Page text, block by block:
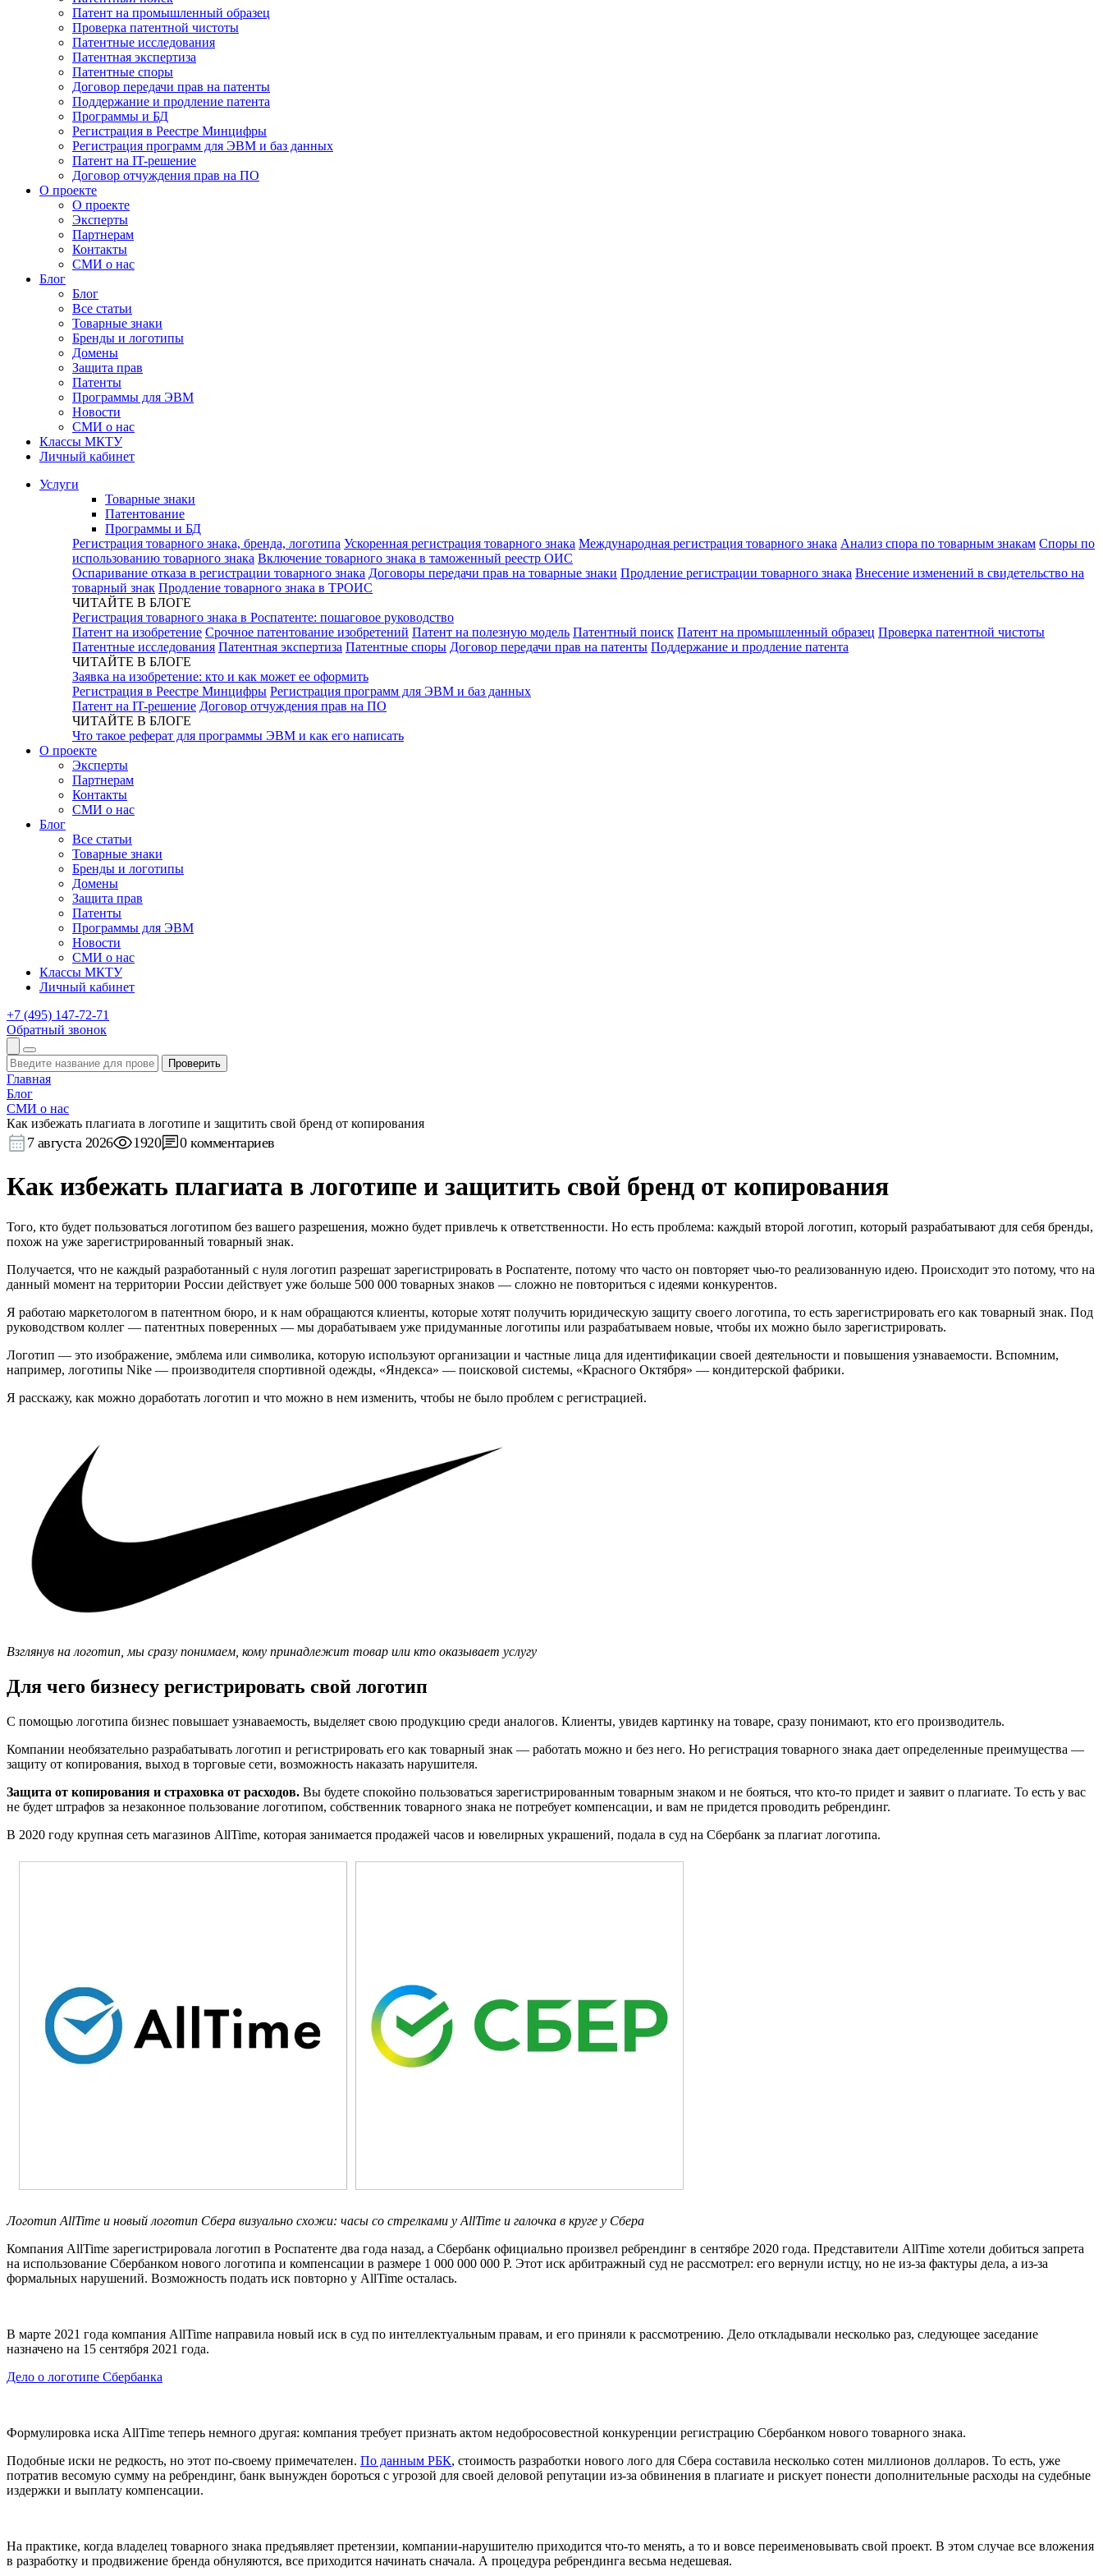
Патент на промышленный образец
Проверка патентной чистоты
Патентные исследования
Патентная экспертиза
Патентные споры
Договор передачи прав на патенты
Поддержание и продление патента
Программы и БД
Регистрация в Реестре Минцифры
Регистрация программ для ЭВМ и баз данных
Патент на IT-решение
Договор отчуждения прав на ПО
О проекте
О проекте
Эксперты
Партнерам
Контакты
СМИ о нас
Блог
Блог
Все статьи
Товарные знаки
Бренды и логотипы
Домены
Защита прав
Патенты
Программы для ЭВМ
Новости
СМИ о нас
Классы МКТУ
Личный кабинет
Услуги
Товарные знаки
Патентование
Программы и БД
Регистрация товарного знака, бренда, логотипа Ускоренная регистрация товарного знака Международная регистрация товарного знака Анализ спора по товарным знакам Споры по
использованию товарного знака Включение товарного знака в таможенный реестр ОИС
Оспаривание отказа в регистрации товарного знака Договоры передачи прав на товарные знаки Продление регистрации товарного знака Внесение изменений в свидетельство на
товарный знак Продление товарного знака в ТРОИС
ЧИТАЙТЕ В БЛОГЕ
Регистрация товарного знака в Роспатенте: пошаговое руководство
Патент на изобретение Срочное патентование изобретений Патент на полезную модель Патентный поиск Патент на промышленный образец Проверка патентной чистоты
Патентные исследования Патентная экспертиза Патентные споры Договор передачи прав на патенты Поддержание и продление патента
ЧИТАЙТЕ В БЛОГЕ
Заявка на изобретение: кто и как может ее оформить
Регистрация в Реестре Минцифры Регистрация программ для ЭВМ и баз данных
Патент на IT-решение Договор отчуждения прав на ПО
ЧИТАЙТЕ В БЛОГЕ
Что такое реферат для программы ЭВМ и как его написать
О проекте
Эксперты
Партнерам
Контакты
СМИ о нас
Блог
Все статьи
Товарные знаки
Бренды и логотипы
Домены
Защита прав
Патенты
Программы для ЭВМ
Новости
СМИ о нас
Классы МКТУ
Личный кабинет
+7 (495) 147-72-71
Обратный звонок
Проверить
Главная
Блог
СМИ о нас
Как избежать плагиата в логотипе и защитить свой бренд от копирования
7 августа 2026 1920 0 комментариев
Как избежать плагиата в логотипе и защитить свой бренд от копирования
Того, кто будет пользоваться логотипом без вашего разрешения, можно будет привлечь к ответственности. Но есть проблема: каждый второй логотип, который разрабатывают для себя бренды,
похож на уже зарегистрированный товарный знак.
Получается, что не каждый разработанный с нуля логотип разрешат зарегистрировать в Роспатенте, потому что часто он повторяет чью-то реализованную идею. Происходит это потому, что на
данный момент на территории России действует уже больше 500 000 товарных знаков — сложно не повториться с идеями конкурентов.
Я работаю маркетологом в патентном бюро, и к нам обращаются клиенты, которые хотят получить юридическую защиту своего логотипа, то есть зарегистрировать его как товарный знак. Под
руководством коллег — патентных поверенных — мы дорабатываем уже придуманные логотипы или разрабатываем новые, чтобы их можно было зарегистрировать.
Логотип — это изображение, эмблема или символика, которую используют организации и частные лица для идентификации своей деятельности и повышения узнаваемости. Вспомним,
например, логотипы Nike — производителя спортивной одежды, «Яндекса» — поисковой системы, «Красного Октября» — кондитерской фабрики.
Я расскажу, как можно доработать логотип и что можно в нем изменить, чтобы не было проблем с регистрацией.
Взглянув на логотип, мы сразу понимаем, кому принадлежит товар или кто оказывает услугу
Для чего бизнесу регистрировать свой логотип
С помощью логотипа бизнес повышает узнаваемость, выделяет свою продукцию среди аналогов. Клиенты, увидев картинку на товаре, сразу понимают, кто его производитель.
Компании необязательно разрабатывать логотип и регистрировать его как товарный знак — работать можно и без него. Но регистрация товарного знака дает определенные преимущества —
защиту от копирования, выход в торговые сети, возможность наказать нарушителя.
Защита от копирования и страховка от расходов. Вы будете спокойно пользоваться зарегистрированным товарным знаком и не бояться, что кто-то придет и заявит о плагиате. То есть у вас
не будет штрафов за незаконное пользование логотипом, собственник товарного знака не потребует компенсации, и вам не придется проводить ребрендинг.
В 2020 году крупная сеть магазинов AllTime, которая занимается продажей часов и ювелирных украшений, подала в суд на Сбербанк за плагиат логотипа.
Логотип AllTime и новый логотип Сбера визуально схожи: часы со стрелками у AllTime и галочка в круге у Сбера
Компания AllTime зарегистрировала логотип в Роспатенте два года назад, а Сбербанк официально произвел ребрендинг в сентябре 2020 года. Представители AllTime хотели добиться запрета
на использование Сбербанком нового логотипа и компенсации в размере 1 000 000 000 Р. Этот иск арбитражный суд не рассмотрел: его вернули истцу, но не из-за фактуры дела, а из-за
формальных нарушений. Возможность подать иск повторно у AllTime осталась.
В марте 2021 года компания AllTime направила новый иск в суд по интеллектуальным правам, и его приняли к рассмотрению. Дело откладывали несколько раз, следующее заседание
назначено на 15 сентября 2021 года.
Дело о логотипе Сбербанка
Формулировка иска AllTime теперь немного другая: компания требует признать актом недобросовестной конкуренции регистрацию Сбербанком нового товарного знака.
Подобные иски не редкость, но этот по-своему примечателен. По данным РБК, стоимость разработки нового лого для Сбера составила несколько сотен миллионов долларов. То есть, уже
потратив весомую сумму на ребрендинг, банк вынужден бороться с угрозой для своей деловой репутации из-за обвинения в плагиате и рискует понести дополнительные расходы на судебные
издержки и выплату компенсации.
На практике, когда владелец товарного знака предъявляет претензии, компании-нарушителю приходится что-то менять, а то и вовсе переименовывать свой проект. В этом случае все вложения
в разработку и продвижение бренда обнуляются, все приходится начинать сначала. А процедура ребрендинга весьма недешевая.